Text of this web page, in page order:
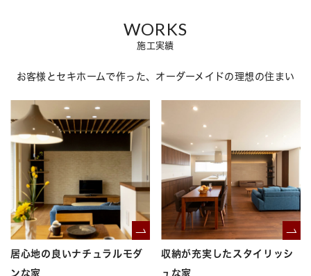
WORKS
施工実績
お客様とセキホームで作った、オーダーメイドの理想の住まい
居心地の良いナチュラルモダ
ンな家
収納が充実したスタイリッシ
ュな家